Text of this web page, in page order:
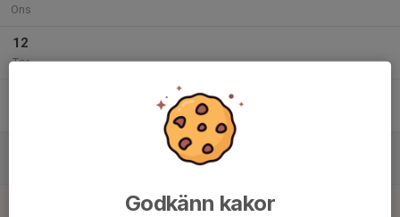
Ons
12
Tor
Godkänn kakor